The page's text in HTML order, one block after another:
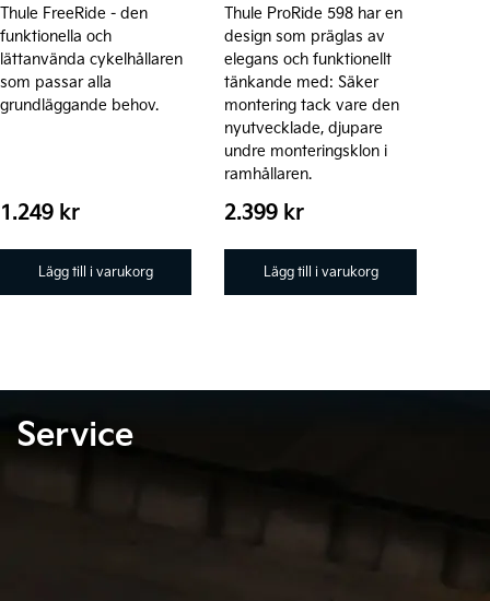
Thule FreeRide - den
funktionella och
lättanvända cykelhållaren
som passar alla
grundläggande behov.
1.249 kr
Lägg till i varukorg
Thule ProRide 598 har en
design som präglas av
elegans och funktionellt
tänkande med: Säker
montering tack vare den
nyutvecklade, djupare
undre monteringsklon i
ramhållaren.
2.399 kr
Lägg till i varukorg
Service